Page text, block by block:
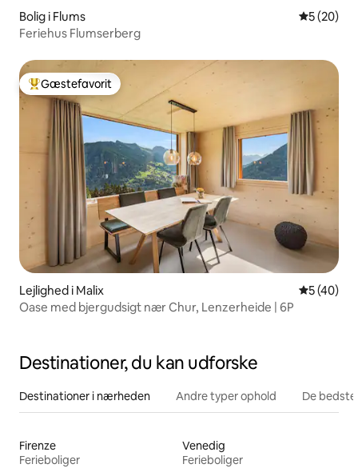
Bolig i Flums 5 ud af 5 i
5 (20)
Feriehus Flumserberg
Bedste gæstefavorit
Gæstefavorit
Lejlighed i Malix 5 ud af 5 i
5 (40)
Oase med bjergudsigt nær Chur, Lenzerheide | 6P
Destinationer, du kan udforske
Destinationer i nærheden Andre typer ophold De
Firenze
Ferieboliger
Venedig
Ferieboliger